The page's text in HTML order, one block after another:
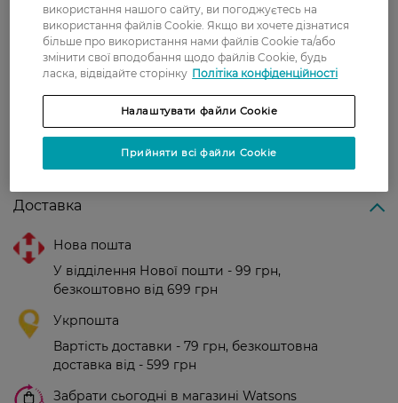
увлажняет.
Наталия
5 квітня, 2021
Очень понравилась маска. Хорошо
выравнивает тон кожи, питает и
Доставка
Нова пошта
У відділення Нової пошти - 99 грн,
безкоштовно від 699 грн
Укрпошта
Вартість доставки - 79 грн, безкоштовна
доставка від - 599 грн
Забрати сьогодні в магазині Watsons
використання нашого сайту, ви погоджуєтесь на
використання файлів Cookie. Якщо ви хочете дізнатися
більше про використання нами файлів Cookie та/або
змінити свої вподобання щодо файлів Cookie, будь
ласка, відвідайте сторінку Політіка конфіденційності
Налаштувати файли Cookie
Прийняти всі файли Cookie